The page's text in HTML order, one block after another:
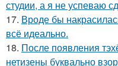
студии, а я не успеваю
17. Вроде бы
всё идеально.
18. После появления
нетизены буквально